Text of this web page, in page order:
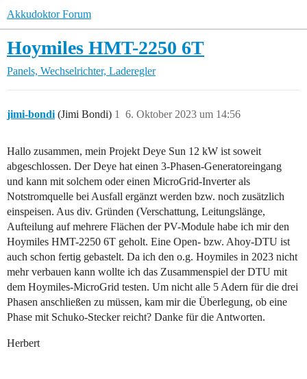
Akkudoktor Forum
Hoymiles HMT-2250 6T
Panels, Wechselrichter, Laderegler
jimi-bondi (Jimi Bondi) 6. Oktober 2023 um 14:56
1
Hallo zusammen, mein Projekt Deye Sun 12 kW ist soweit
abgeschlossen. Der Deye hat einen 3-Phasen-Generatoreingang
und kann mit solchem oder einen MicroGrid-Inverter als
Notstromquelle bei Ausfall ergänzt werden bzw. noch zusätzlich
einspeisen. Aus div. Gründen (Verschattung, Leitungslänge,
Aufteilung auf mehrere Flächen der PV-Module habe ich mir den
Hoymiles HMT-2250 6T geholt. Eine Open- bzw. Ahoy-DTU ist
auch schon fertig gebastelt. Da ich den o.g. Hoymiles in 2023 nicht
mehr verbauen kann wollte ich das Zusammenspiel der DTU mit
dem Hoymiles-MicroGrid testen. Um nicht alle 5 Adern für die drei
Phasen anschließen zu müssen, kam mir die Überlegung, ob eine
Phase mit Schuko-Stecker reicht? Danke für die Antworten.
Herbert